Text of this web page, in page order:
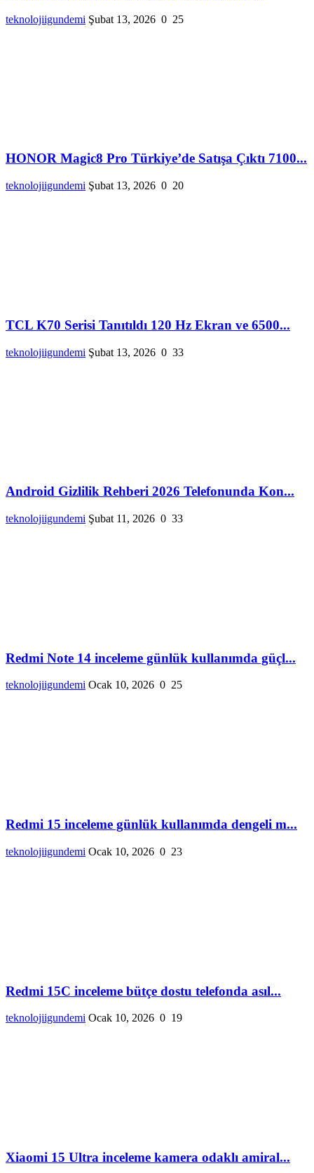
teknolojiigundemi Şubat 13, 2026 0 25
HONOR Magic8 Pro Türkiye’de Satışa Çıktı 7100...
teknolojiigundemi Şubat 13, 2026 0 20
TCL K70 Serisi Tanıtıldı 120 Hz Ekran ve 6500...
teknolojiigundemi Şubat 13, 2026 0 33
Android Gizlilik Rehberi 2026 Telefonunda Kon...
teknolojiigundemi Şubat 11, 2026 0 33
Redmi Note 14 inceleme günlük kullanımda güçl...
teknolojiigundemi Ocak 10, 2026 0 25
Redmi 15 inceleme günlük kullanımda dengeli m...
teknolojiigundemi Ocak 10, 2026 0 23
Redmi 15C inceleme bütçe dostu telefonda asıl...
teknolojiigundemi Ocak 10, 2026 0 19
Xiaomi 15 Ultra inceleme kamera odaklı amiral...